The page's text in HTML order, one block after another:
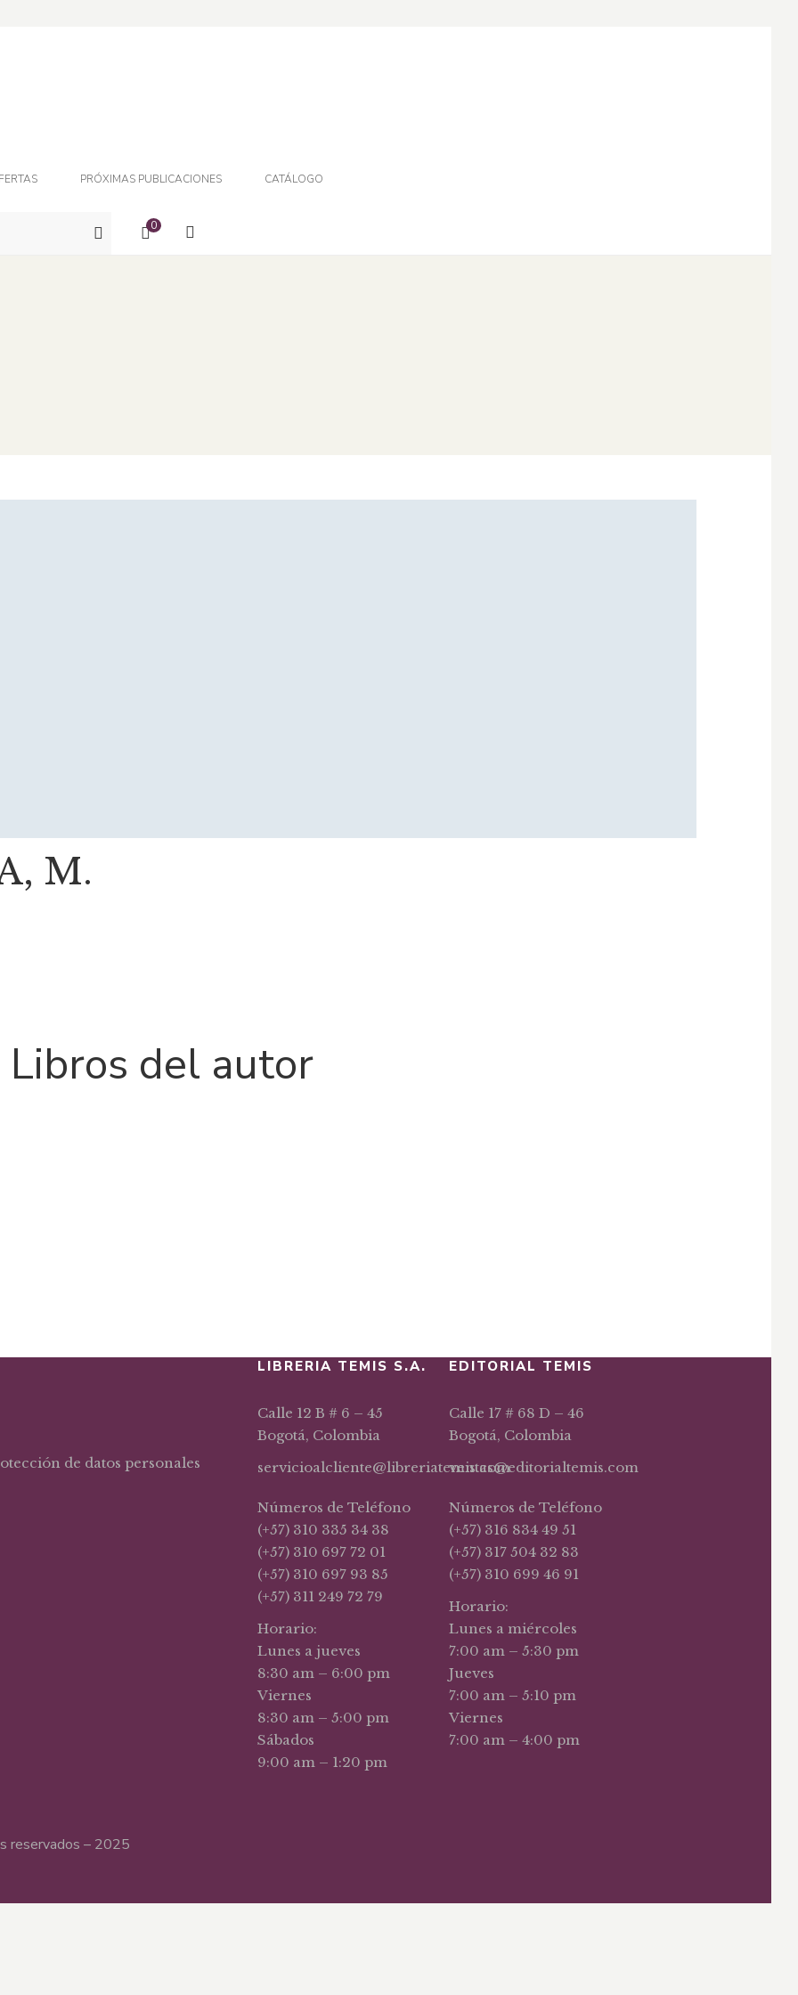
PRÓXIMAS PUBLICACIONES CATÁLOGO
0
M.
Libros del autor
de datos personales
LIBRERIA TEMIS S.A.
Calle 12 B # 6 – 45
Bogotá, Colombia
servicioalcliente@libreriatemis.com
Números de Teléfono
(+57) 310 335 34 38
(+57) 310 697 72 01
(+57) 310 697 93 85
(+57) 311 249 72 79
Horario:
Lunes a jueves
8:30 am – 6:00 pm
Viernes
8:30 am – 5:00 pm
Sábados
9:00 am – 1:20 pm
EDITORIAL TEMIS
Calle 17 # 68 D – 46
Bogotá, Colombia
ventas@editorialtemis.com
Números de Teléfono
(+57) 316 834 49 51
(+57) 317 504 32 83
(+57) 310 699 46 91
Horario:
Lunes a miércoles
7:00 am – 5:30 pm
Jueves
7:00 am – 5:10 pm
Viernes
7:00 am – 4:00 pm
reservados – 2025